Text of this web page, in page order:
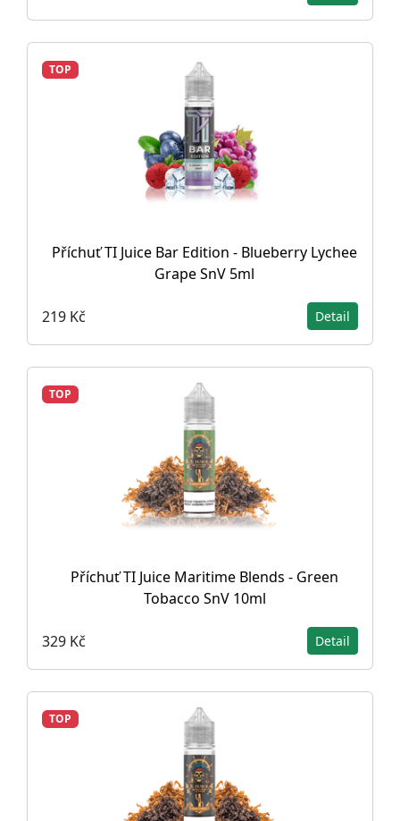
TOP
Příchuť TI Juice Bar Edition - Blueberry Lychee
Grape SnV 5ml
219 Kč Detail
TOP
Příchuť TI Juice Maritime Blends - Green
Tobacco SnV 10ml
329 Kč Detail
TOP